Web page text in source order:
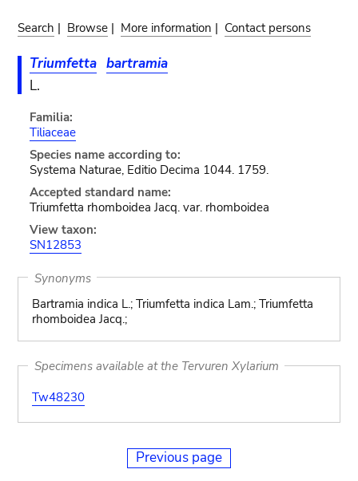
Search | Browse | More information | Contact persons
Triumfetta bartramia
L.
Familia:
Tiliaceae
Species name according to:
Systema Naturae, Editio Decima 1044. 1759.
Accepted standard name:
Triumfetta rhomboidea Jacq. var. rhomboidea
View taxon:
SN12853
Synonyms
Bartramia indica L.; Triumfetta indica Lam.; Triumfetta
rhomboidea Jacq.;
Specimens available at the Tervuren Xylarium
Tw48230
Previous page